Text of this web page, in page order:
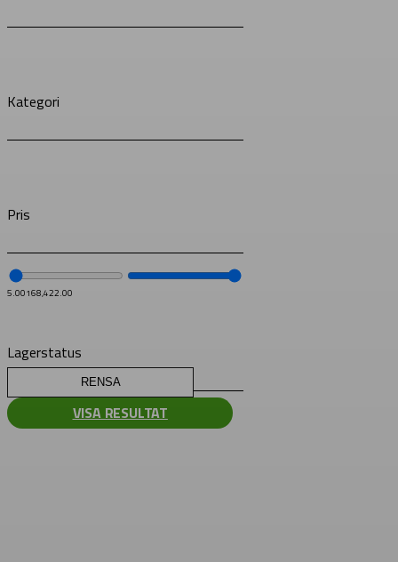
Kategori
Pris
5.00168,422.00
Lagerstatus
RENSA
VISA RESULTAT